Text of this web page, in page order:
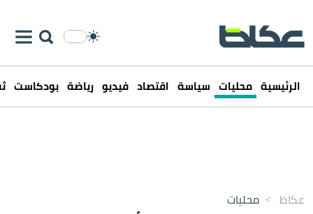
الرئيسية محليات سياسة اقتصاد فيديو رياضة بودكاست
عكاظ > محليات